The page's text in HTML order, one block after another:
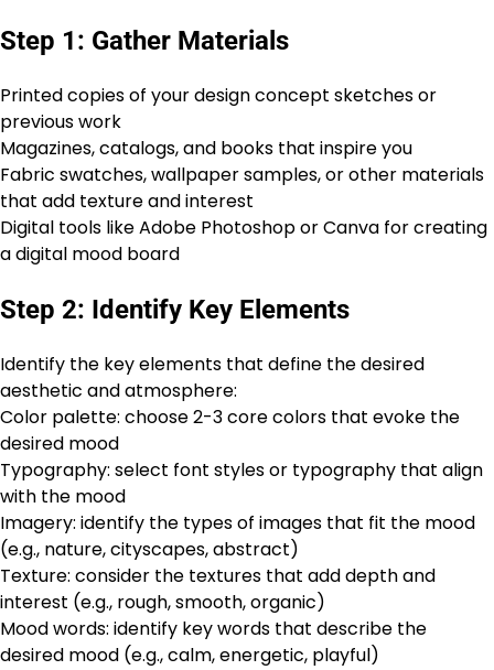
Step 1: Gather Materials
Printed copies of your design concept sketches or
previous work
Magazines, catalogs, and books that inspire you
Fabric swatches, wallpaper samples, or other materials
that add texture and interest
Digital tools like Adobe Photoshop or Canva for creating
a digital mood board
Step 2: Identify Key Elements
Identify the key elements that define the desired
aesthetic and atmosphere:
Color palette: choose 2-3 core colors that evoke the
desired mood
Typography: select font styles or typography that align
with the mood
Imagery: identify the types of images that fit the mood
(e.g., nature, cityscapes, abstract)
Texture: consider the textures that add depth and
interest (e.g., rough, smooth, organic)
Mood words: identify key words that describe the
desired mood (e.g., calm, energetic, playful)